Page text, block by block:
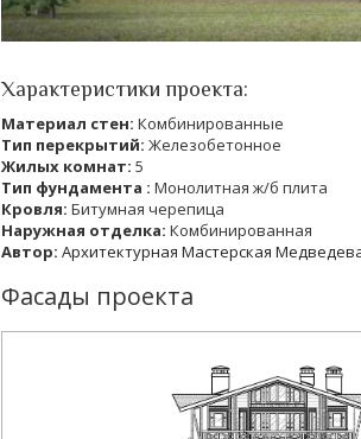
Характеристики проекта:
Материал стен: Комбинированные
Тип перекрытий: Железобетонное
Жилых комнат: 5
Тип фундамента : Монолитная ж/б плита
Кровля: Битумная черепица
Наружная отделка: Комбинированная
Автор: Архитектурная Мастерская
Фасады проекта